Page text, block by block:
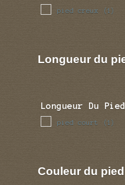
pied creux (1)
Longueur du
Longueur Du Pied
pied court (1)
Couleur du pied